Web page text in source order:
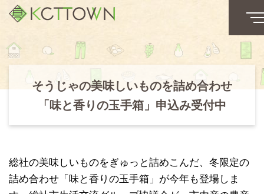
そうじゃの美味しいものを詰め合わせ
「味と香りの玉手箱」申込み受付中
総社の美味しいものをぎゅっと詰めこんだ、冬限定の
詰め合わせ「味と香りの玉手箱」が今年も登場しま